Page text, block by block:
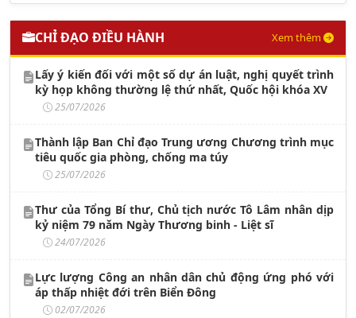
CHỈ ĐẠO ĐIỀU HÀNH Xem thêm
Lấy ý kiến đối với một số dự án luật, nghị quyết trình
kỳ họp không thường lệ thứ nhất, Quốc hội khóa XV
25/07/2026
Thành lập Ban Chỉ đạo Trung ương Chương trình mục
tiêu quốc gia phòng, chống ma túy
25/07/2026
Thư của Tổng Bí thư, Chủ tịch nước Tô Lâm nhân dịp
kỷ niệm 79 năm Ngày Thương binh - Liệt sĩ
24/07/2026
Lực lượng Công an nhân dân chủ động ứng phó với
áp thấp nhiệt đới trên Biển Đông
02/07/2026